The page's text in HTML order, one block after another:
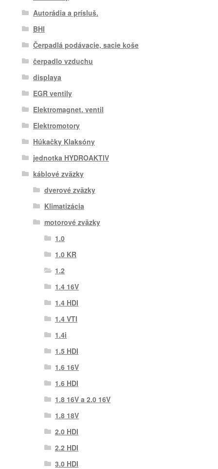
Autorádia a prísluš.
BHI
Čerpadlá podávacie, sacie koše
čerpadlo vzduchu
displaya
EGR ventily
Elektromagnet. ventil
Elektromotory
Húkačky Klaksóny
jednotka HYDROAKTIV
káblové zväzky
dverové zväzky
Klimatizácia
motorové zväzky
1.0
1.0 KR
1.2
1.4 16V
1.4 HDI
1.4 VTI
1.4i
1.5 HDI
1.6 16V
1.6 HDI
1.8 16V a 2.0 16V
1.8 18V
2.0 HDI
2.2 HDI
3.0 HDI